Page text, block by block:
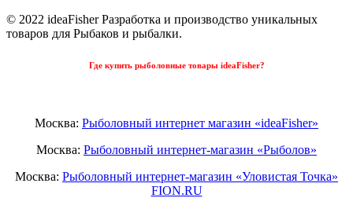
© 2022 ideaFisher Разработка и производство уникальных
товаров для Рыбаков и рыбалки.
Где купить рыболовные товары ideaFisher?
Москва: Рыболовный интернет магазин «ideaFisher»
Москва: Рыболовный интернет-магазин «Рыболов»
Москва: Рыболовный интернет-магазин «Уловистая Точка»
FION.RU